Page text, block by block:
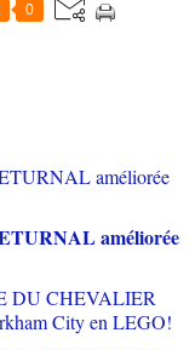
0
améliorée